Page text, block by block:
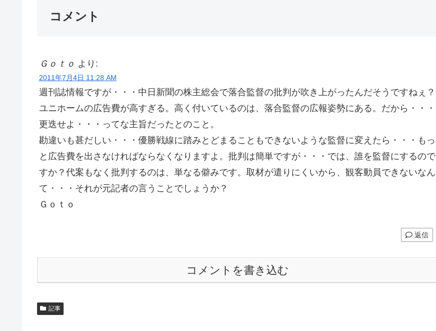
コメント
Ｇｏｔｏ より:
2011年7月4日 11:28 AM
週刊誌情報ですが・・・中日新聞の株主総会で落合監督の批判が吹き上がったんだそうですねぇ？
ユニホームの広告費が高すぎる。高く付いているのは、落合監督の広報姿勢にある。だから・・・
更迭せよ・・・ってな主旨だったとのこと。
勘違いも甚だしい・・・優勝戦線に踏みとどまることもできないような監督に変えたら・・・もっ
と広告費を出さなければならなくなりますよ。批判は簡単ですが・・・では、誰を監督にするので
すか？代案もなく批判するのは、単なる僻みです。取材が遣りにくいから、観客動員できないなん
て・・・それが元記者の言うことでしょうか？
Ｇｏｔｏ
返信
コメントを書き込む
記事